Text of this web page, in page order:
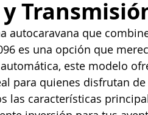
y
autocaravana que
es una opción que
este modelo
para quienes disfrutan
las características